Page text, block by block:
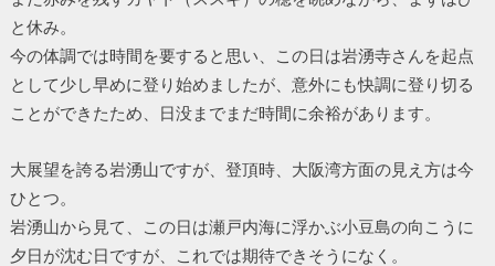
と休み。
今の体調では時間を要すると思い、この日は岩湧寺さんを起点
として少し早めに登り始めましたが、意外にも快調に登り切る
ことができたため、日没までまだ時間に余裕があります。
大展望を誇る岩湧山ですが、登頂時、大阪湾方面の見え方は今
ひとつ。
岩湧山から見て、この日は瀬戸内海に浮かぶ小豆島の向こうに
夕日が沈む日ですが、これでは期待できそうになく。